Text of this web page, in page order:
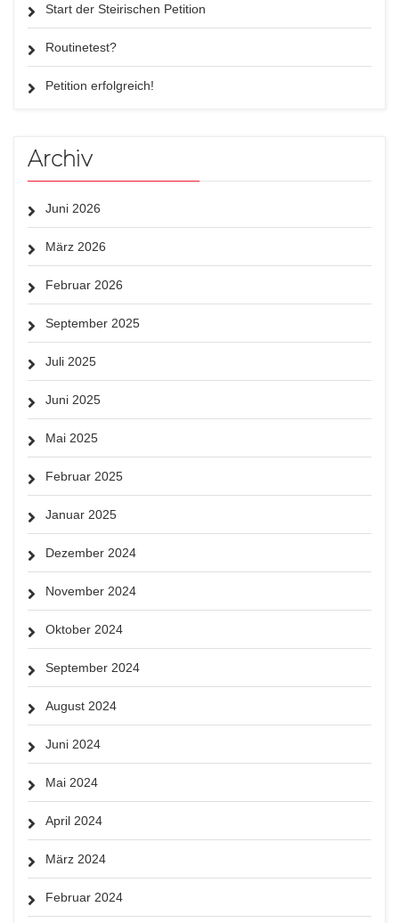
Start der Steirischen Petition
Routinetest?
Petition erfolgreich!
Archiv
Juni 2026
März 2026
Februar 2026
September 2025
Juli 2025
Juni 2025
Mai 2025
Februar 2025
Januar 2025
Dezember 2024
November 2024
Oktober 2024
September 2024
August 2024
Juni 2024
Mai 2024
April 2024
März 2024
Februar 2024